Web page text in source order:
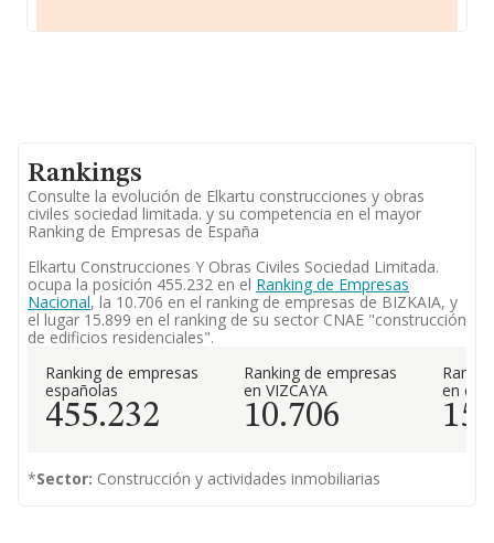
Rankings
Consulte la evolución de Elkartu construcciones y obras
civiles sociedad limitada. y su competencia en el mayor
Ranking de Empresas de España
Elkartu Construcciones Y Obras Civiles Sociedad Limitada.
ocupa la posición 455.232 en el Ranking de Empresas
Nacional, la 10.706 en el ranking de empresas de BIZKAIA, y
el lugar 15.899 en el ranking de su sector CNAE "construcción
de edificios residenciales".
Ranking de empresas
españolas
455.232
Ranking de empresas
en VIZCAYA
10.706
en el
*Sector: Construcción y actividades inmobiliarias